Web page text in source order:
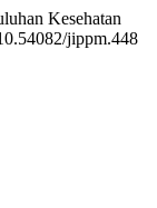
Kesehatan
jippm.448